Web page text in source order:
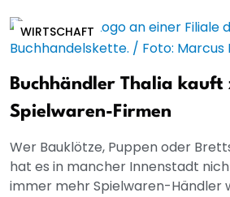
WIRTSCHAFT
Buchhändler Thalia kauft
Spielwaren-Firmen
Wer Bauklötze, Puppen oder
hat es in mancher Innenstadt
immer mehr Spielwaren-Händler